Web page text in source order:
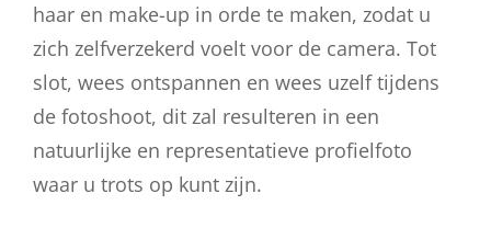
haar en make-up in orde te maken, zodat u
zich zelfverzekerd voelt voor de camera. Tot
slot, wees ontspannen en wees uzelf tijdens
de fotoshoot, dit zal resulteren in een
natuurlijke en representatieve profielfoto
waar u trots op kunt zijn.